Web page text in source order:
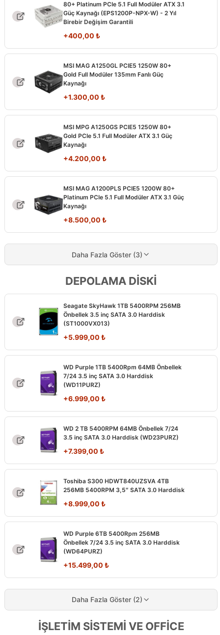
80+ Platinum PCIe 5.1 Full Modüler ATX 3.1
Güç Kaynağı (EPS1200P-NPX-W) - 2 Yıl
Birebir Değişim Garantili
+400,00 ₺
MSI MAG A1250GL PCIE5 1250W 80+
Gold Full Modüler 135mm Fanlı Güç
Kaynağı
+1.300,00 ₺
MSI MPG A1250GS PCIE5 1250W 80+
Gold PCIe 5.1 Full Modüler ATX 3.1 Güç
Kaynağı
+4.200,00 ₺
MSI MAG A1200PLS PCIE5 1200W 80+
Platinum PCIe 5.1 Full Modüler ATX 3.1 Güç
Kaynağı
+8.500,00 ₺
Daha Fazla Göster (3)
DEPOLAMA DİSKİ
Seagate SkyHawk 1TB 5400RPM 256MB
Önbellek 3.5 inç SATA 3.0 Harddisk
(ST1000VX013)
+5.999,00 ₺
WD Purple 1TB 5400Rpm 64MB Önbellek
7/24 3.5 inç SATA 3.0 Harddisk
(WD11PURZ)
+6.999,00 ₺
WD 2 TB 5400RPM 64MB Önbellek 7/24
3.5 inç SATA 3.0 Harddisk (WD23PURZ)
+7.399,00 ₺
Toshiba S300 HDWT840UZSVA 4TB
256MB 5400RPM 3,5″ SATA 3.0 Harddisk
+8.999,00 ₺
WD Purple 6TB 5400Rpm 256MB
Önbellek 7/24 3.5 inç SATA 3.0 Harddisk
(WD64PURZ)
+15.499,00 ₺
Daha Fazla Göster (2)
İŞLETİM SİSTEMİ VE OFFİCE